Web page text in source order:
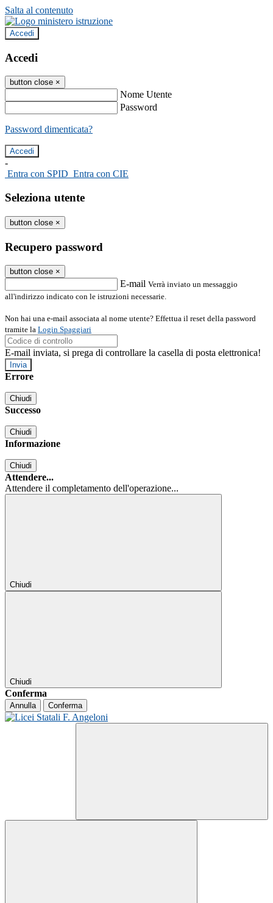
Salta al contenuto
Accedi
Accedi
button close ×
Nome Utente
Password
Password dimenticata?
-
Entra con SPID Entra con CIE
Seleziona utente
button close ×
Recupero password
button close ×
E-mail Verrà inviato un messaggio
all'indirizzo indicato con le istruzioni necessarie.
Non hai una e-mail associata al nome utente? Effettua il reset della password
tramite la Login Spaggiari
E-mail inviata, si prega di controllare la casella di posta elettronica!
Errore
Chiudi
Successo
Chiudi
Informazione
Chiudi
Attendere...
Attendere il completamento dell'operazione...
Chiudi
Chiudi
Conferma
Annulla Conferma